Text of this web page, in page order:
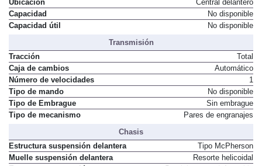
Ubicación
Central delantero
Capacidad
No disponible
Transmisión
Tracción
Total
Caja de cambios
Automático
Número de velocidades
1
Tipo de mando
No disponible
Tipo de Embrague
Sin embrague
Chasis
Estructura suspensión delantera
Tipo McPherson